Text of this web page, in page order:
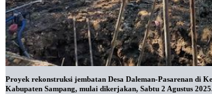
Proyek rekonstruksi jembatan Desa Daleman-Pasarenan di
Kabupaten Sampang, mulai dikerjakan, Sabtu 2 Agustus